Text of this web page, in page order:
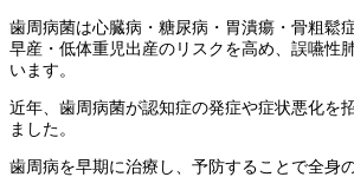
歯周病菌は心臓病・糖尿病・胃潰瘍・骨粗鬆
早産・低体重児出産のリスクを高め、誤嚥性
います。
近年、歯周病菌が認知症の発症や症状悪化を
ました。
歯周病を早期に治療し、予防することで全身